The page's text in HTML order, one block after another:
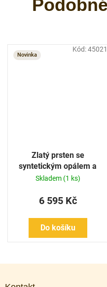
Novinka
Zlatý prsten se
syntetickým opálem a
kubickými zirkony
Skladem (1 ks)
6 595 Kč
Do košíku
Kód:45021